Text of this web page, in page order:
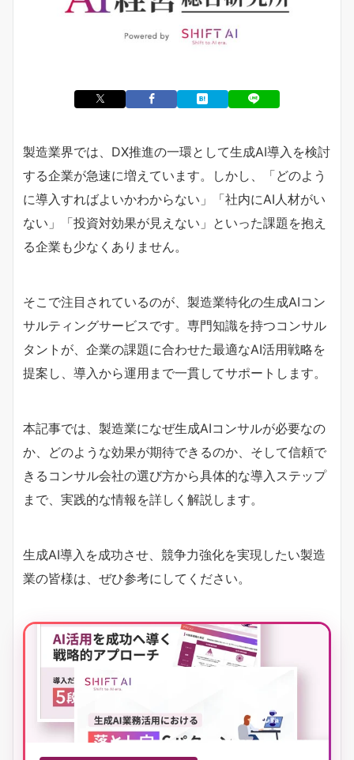
製造業界では、DX推進の一環として生成AI導入を検討
する企業が急速に増えています。しかし、「どのよう
に導入すればよいかわからない」「社内にAI人材がい
ない」「投資対効果が見えない」といった課題を抱え
る企業も少なくありません。
そこで注目されているのが、製造業特化の生成AIコン
サルティングサービスです。専門知識を持つコンサル
タントが、企業の課題に合わせた最適なAI活用戦略を
提案し、導入から運用まで一貫してサポートします。
本記事では、製造業になぜ生成AIコンサルが必要なの
か、どのような効果が期待できるのか、そして信頼で
きるコンサル会社の選び方から具体的な導入ステップ
まで、実践的な情報を詳しく解説します。
生成AI導入を成功させ、競争力強化を実現したい製造
業の皆様は、ぜひ参考にしてください。